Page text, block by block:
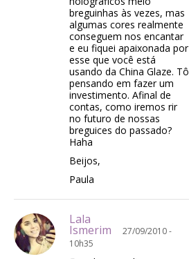
breguinhas às vezes, mas
algumas cores realmente
conseguem nos encantar
e eu fiquei apaixonada por
esse que você está
usando da China Glaze. Tô
pensando em fazer um
investimento. Afinal de
contas, como iremos rir
no futuro de nossas
breguices do passado?
Haha
Beijos,
Paula
Lala
Ismerim
27/09/2010 -
10h35